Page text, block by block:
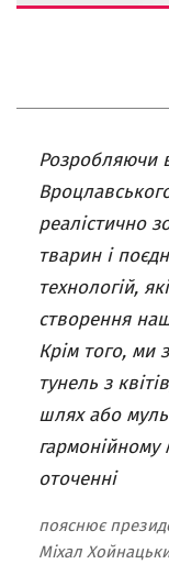
Розробляючи
реалістично
тварин і
технологій,
створення
Крім того, ми
тунель з
шлях або
гармонійному
оточенні
пояснює
Міхал